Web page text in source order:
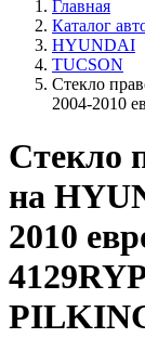
Главная
Каталог
HYUNDAI
TUCSON
Стекло
2004-2010
Стекло
на
2010